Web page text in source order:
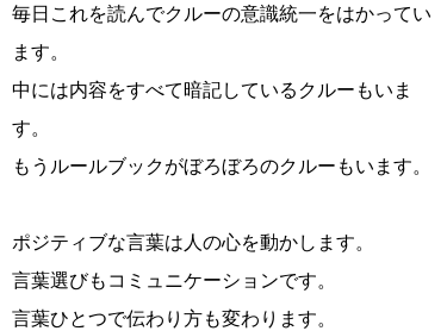
毎日これを読んでクルーの意識統一をはかってい
ます。
中には内容をすべて暗記しているクルーもいま
す。
もうルールブックがぼろぼろのクルーもいます。
ポジティブな言葉は人の心を動かします。
言葉選びもコミュニケーションです。
言葉ひとつで伝わり方も変わります。